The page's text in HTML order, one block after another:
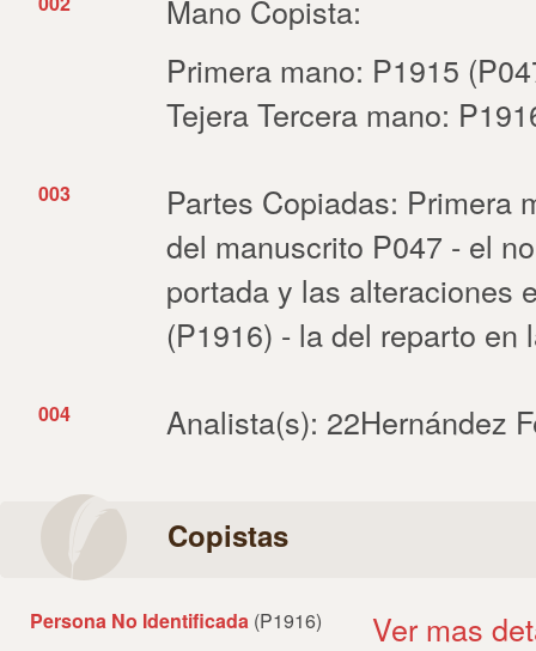
Mano Copista:
Primera mano: P1915
Tejera Tercera mano:
003
Partes Copiadas: Primera
del manuscrito P047 - el
portada y las alteraciones
(P1916) - la del reparto en
004 Analista(s): 22Hernández
Copistas
Persona No Identificada (P1916) Ver mas